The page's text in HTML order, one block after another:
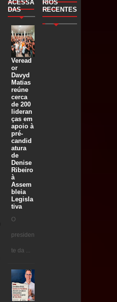
ACESSA
DAS
Veread
or
Davyd
Matias
reúne
cerca
de 200
lideran
ças em
apoio à
pré-
candid
atura
de
Denise
Ribeiro
à
Assem
bleia
Legisla
tiva
O
presiden
te da ...
RIOS
RECENTES